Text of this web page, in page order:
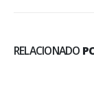
RELACIONADO